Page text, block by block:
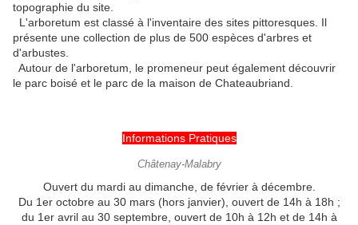
topographie du site.
L'arboretum est classé à l'inventaire des sites pittoresques. Il
présente une collection de plus de 500 espèces d'arbres et
d'arbustes.
Autour de l'arboretum, le promeneur peut également découvrir
le parc boisé et le parc de la maison de Chateaubriand.
Informations Pratiques
Châtenay-Malabry
Ouvert du mardi au dimanche, de février à décembre.
Du 1er octobre au 30 mars (hors janvier), ouvert de 14h à 18h ;
du 1er avril au 30 septembre, ouvert de 10h à 12h et de 14h à